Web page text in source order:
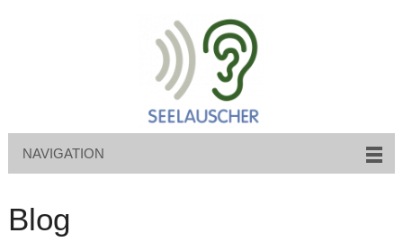
NAVIGATION
Blog